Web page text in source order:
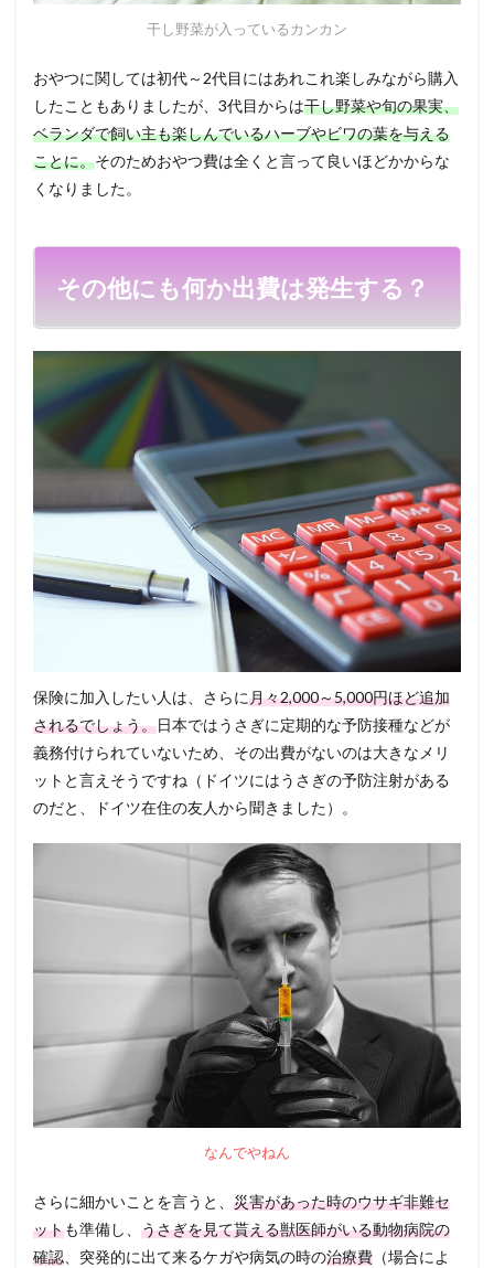
干し野菜が入っているカンカン
おやつに関しては初代～2代目にはあれこれ楽しみながら購入
したこともありましたが、3代目からは干し野菜や旬の果実、
ベランダで飼い主も楽しんでいるハーブやビワの葉を与える
ことに。そのためおやつ費は全くと言って良いほどかからな
くなりました。
その他にも何か出費は発生する？
保険に加入したい人は、さらに月々2,000～5,000円ほど追加
されるでしょう。日本ではうさぎに定期的な予防接種などが
義務付けられていないため、その出費がないのは大きなメリ
ットと言えそうですね（ドイツにはうさぎの予防注射がある
のだと、ドイツ在住の友人から聞きました）。
なんでやねん
さらに細かいことを言うと、 災害があった時のウサギ非難セ
ットも準備し、 うさぎを見て貰える獣医師がいる動物病院の
確認、突発的に出て来るケガや病気の時の治療費 （場合によ